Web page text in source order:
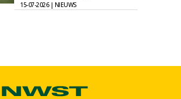
15-07-2026 | NIEUWS